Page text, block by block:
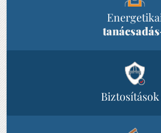
tanácsadás
Biztosítások